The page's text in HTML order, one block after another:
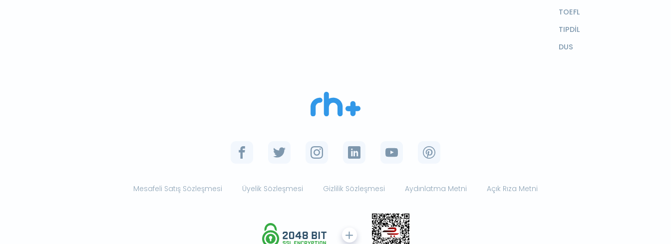
TOEFL
TIPDİL
DUS
Mesafeli Satış Sözleşmesi Üyelik Sözleşmesi Gizlilik Sözleşmesi Aydınlatma Metni Açık Rıza Metni